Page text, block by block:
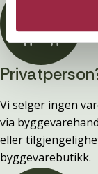
Vi selger ingen
via
eller
byggevarebutikk.